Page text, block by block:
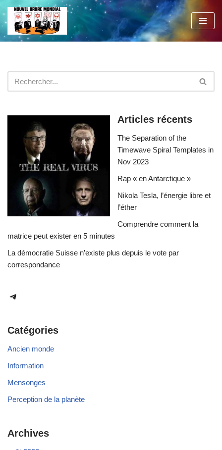
Aller
au
Articles récents
The Separation of the
Timewave Spiral Templates in
Nov 2023
Rap « en Antarctique »
Nikola Tesla, l’énergie libre et
l’éther
Comprendre comment la
matrice peut exister en 5 minutes
La démocratie Suisse n’existe plus depuis le vote par
correspondance
Catégories
Ancien monde
Information
Mensonges
Perception de la planète
Archives